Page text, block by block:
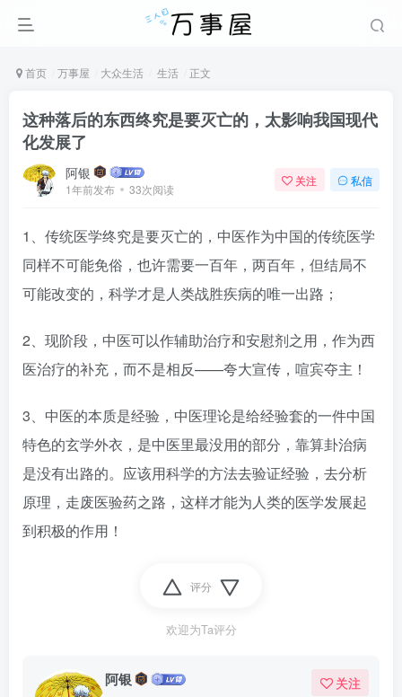
首页 万事屋 大众生活 生活 正文
这种落后的东西终究是要灭亡的，太影响我国现代
化发展了
阿银
1年前发布 33次阅读
关注 私信
1、传统医学终究是要灭亡的，中医作为中国的传统医学
同样不可能免俗，也许需要一百年，两百年，但结局不
可能改变的，科学才是人类战胜疾病的唯一出路；
2、现阶段，中医可以作辅助治疗和安慰剂之用，作为西
医治疗的补充，而不是相反——夸大宣传，喧宾夺主！
3、中医的本质是经验，中医理论是给经验套的一件中国
特色的玄学外衣，是中医里最没用的部分，靠算卦治病
是没有出路的。应该用科学的方法去验证经验，去分析
原理，走废医验药之路，这样才能为人类的医学发展起
到积极的作用！
评分
欢迎为Ta评分
阿银 关注